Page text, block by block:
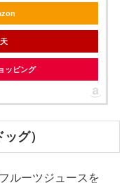
ッピング
グ）
ルーツジュースを